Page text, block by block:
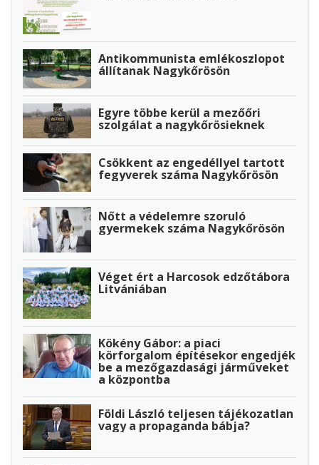
Antikommunista emlékoszlopot
állítanak Nagykőrösön
Egyre többe kerül a mezőőri
szolgálat a nagykőrösieknek
Csökkent az engedéllyel tartott
fegyverek száma Nagykőrösön
Nőtt a védelemre szoruló
gyermekek száma Nagykőrösön
Véget ért a Harcosok edzőtábora
Litvániában
Kökény Gábor: a piaci
körforgalom építésekor engedjék
be a mezőgazdasági járműveket
a központba
Földi László teljesen tájékozatlan
vagy a propaganda bábja?